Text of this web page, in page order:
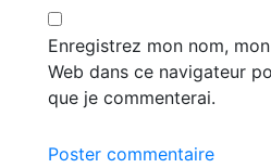
Enregistrez mon nom,
Web dans ce navigateur
que je commenterai.
Poster commentaire